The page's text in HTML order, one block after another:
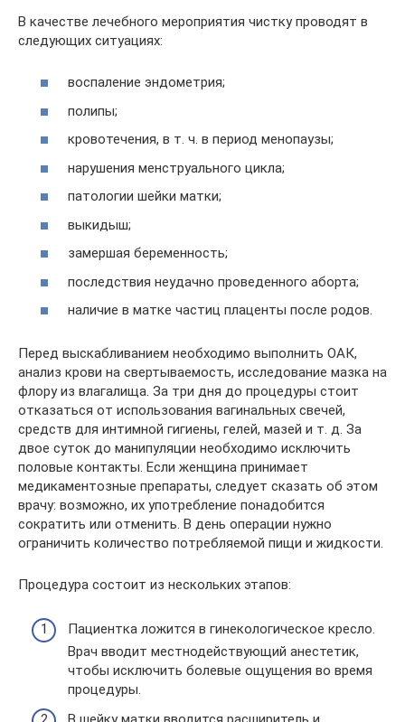
В качестве лечебного мероприятия чистку проводят в
следующих ситуациях:
воспаление эндометрия;
полипы;
кровотечения, в т. ч. в период менопаузы;
нарушения менструального цикла;
патологии шейки матки;
выкидыш;
замершая беременность;
последствия неудачно проведенного аборта;
наличие в матке частиц плаценты после родов.
Перед выскабливанием необходимо выполнить ОАК,
анализ крови на свертываемость, исследование мазка на
флору из влагалища. За три дня до процедуры стоит
отказаться от использования вагинальных свечей,
средств для интимной гигиены, гелей, мазей и т. д. За
двое суток до манипуляции необходимо исключить
половые контакты. Если женщина принимает
медикаментозные препараты, следует сказать об этом
врачу: возможно, их употребление понадобится
сократить или отменить. В день операции нужно
ограничить количество потребляемой пищи и жидкости.
Процедура состоит из нескольких этапов:
Пациентка ложится в гинекологическое кресло.
Врач вводит местнодействующий анестетик,
чтобы исключить болевые ощущения во время
процедуры.